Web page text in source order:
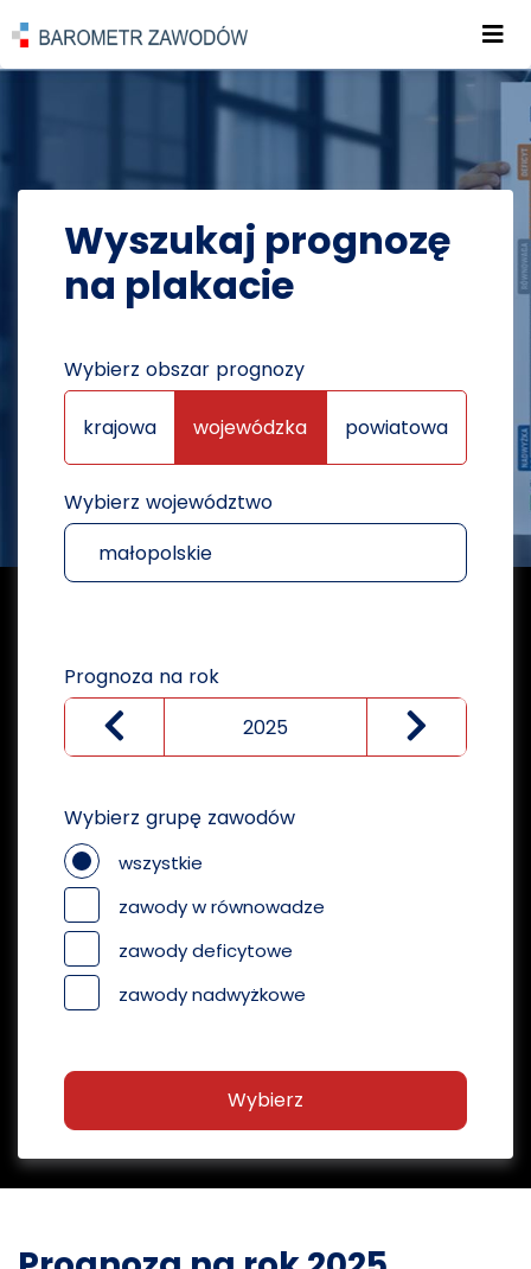
POWRÓT DO STRONY GŁÓWNEJPROGNOZY NA PLAKATACH
Wyszukaj prognozę
na plakacie
Wybierz obszar prognozy
krajowa wojewódzka powiatowa
Wybierz województwo
małopolskie
Prognoza na rok
Wybierz grupę zawodów
wszystkie
zawody w równowadze
zawody deficytowe
zawody nadwyżkowe
Wybierz